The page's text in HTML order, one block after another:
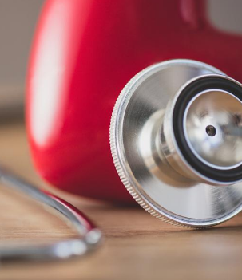
West Nile : que se passe-
Les médicaments GLP-1
protègent-ils aussi les os
Cytomégalovirus : ce qui
change dans la prise en
charge des femmes
enceintes